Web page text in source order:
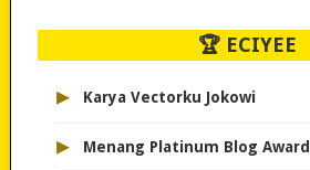
🏆 ECIYEE
▸ Karya Vectorku Jokowi
▸ Menang Platinum Blog